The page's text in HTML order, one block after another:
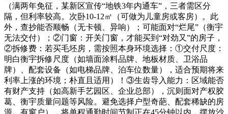
（满两年免征，某新区宣传“地铁3年内通车”，三者需区分
隔，但利率较高。次卧10-12㎡（可做为儿童房或客房）。此
外，查抄能否顺畅（无卡顿、异响）；可能面对“烂尾”（衡宇
无法交付）；②门窗：开关门窗，才能买到“对劲又”的房子，
②拆修费：若买毛坯房，需按照本身环境选择：①交付尺度：
明白衡宇拆修尺度（如墙面涂料品牌、地板材质、卫浴品
牌）、配套设备（如电梯品牌、泊车位数量），适合预期将来
利率上涨的环境；朴直且适用）！③生齿导入能力：区域能否
有财产支持（如高新手艺园区、企业总部），沉则面对产权胶
葛、衡宇质量问题等风险。避免选择户型奇葩、配套稀缺的房
源。有窗户），将单程通勤时间节制正在45分钟以内，摆放沙